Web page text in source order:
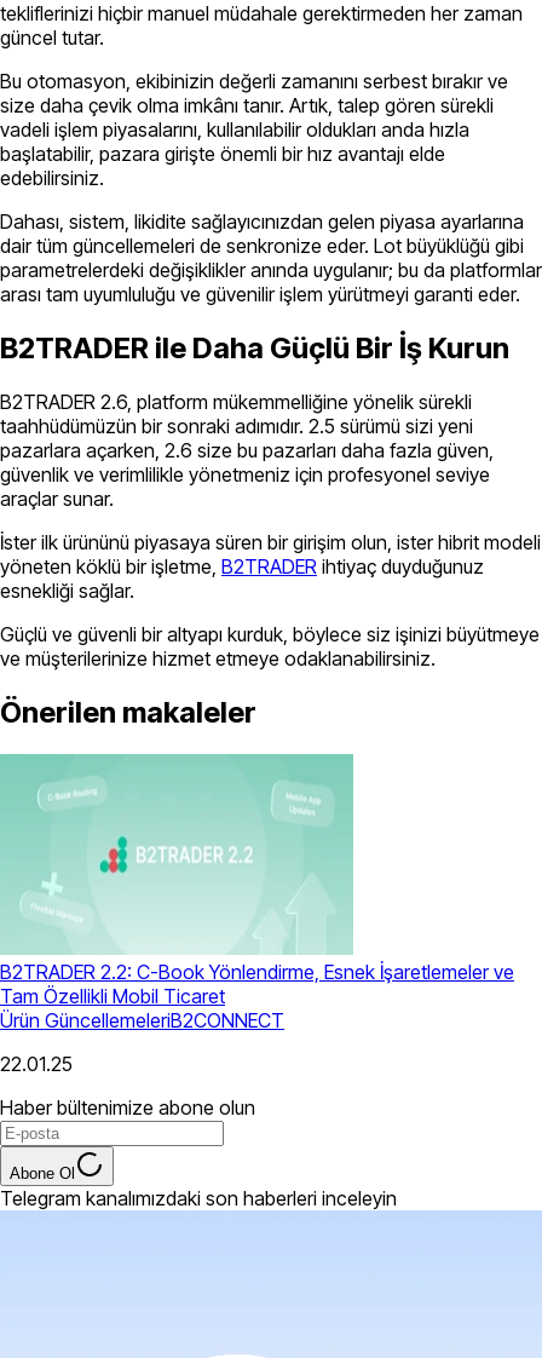
tekliflerinizi hiçbir manuel müdahale gerektirmeden her zaman
güncel tutar.
Bu otomasyon, ekibinizin değerli zamanını serbest bırakır ve
size daha çevik olma imkânı tanır. Artık, talep gören sürekli
vadeli işlem piyasalarını, kullanılabilir oldukları anda hızla
başlatabilir, pazara girişte önemli bir hız avantajı elde
edebilirsiniz.
Dahası, sistem, likidite sağlayıcınızdan gelen piyasa ayarlarına
dair tüm güncellemeleri de senkronize eder. Lot büyüklüğü gibi
parametrelerdeki değişiklikler anında uygulanır; bu da platformlar
arası tam uyumluluğu ve güvenilir işlem yürütmeyi garanti eder.
B2TRADER ile Daha Güçlü Bir İş Kurun
B2TRADER 2.6, platform mükemmelliğine yönelik sürekli
taahhüdümüzün bir sonraki adımıdır. 2.5 sürümü sizi yeni
pazarlara açarken, 2.6 size bu pazarları daha fazla güven,
güvenlik ve verimlilikle yönetmeniz için profesyonel seviye
araçlar sunar.
İster ilk ürününü piyasaya süren bir girişim olun, ister hibrit modeli
yöneten köklü bir işletme, B2TRADER ihtiyaç duyduğunuz
esnekliği sağlar.
Güçlü ve güvenli bir altyapı kurduk, böylece siz işinizi büyütmeye
ve müşterilerinize hizmet etmeye odaklanabilirsiniz.
Önerilen makaleler
B2TRADER 2.2: C-Book Yönlendirme, Esnek İşaretlemeler ve
Tam Özellikli Mobil Ticaret
Ürün GüncellemeleriB2CONNECT
22.01.25
Haber bültenimize abone olun
Abone Ol
Telegram kanalımızdaki son haberleri inceleyin